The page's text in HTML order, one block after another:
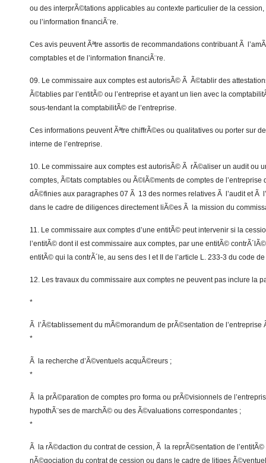
ou des interprÃ©tations applicables au contexte particulier de la
ou l’information financiÃ¨re.
Ces avis peuvent Ãªtre assortis de recommandations contribuant Ã
comptables et de l’information financiÃ¨re.
09. Le commissaire aux comptes est autorisÃ© Ã Ã©tablir des
Ã©tablies par l’entitÃ© ou l’entreprise et ayant un lien avec la
sous-tendant la comptabilitÃ© de l’entreprise.
Ces informations peuvent Ãªtre chiffrÃ©es ou qualitatives ou porter sur
interne de l’entreprise.
10. Le commissaire aux comptes est autorisÃ© Ã rÃ©aliser un audit ou
comptes, Ã©tats comptables ou Ã©lÃ©ments de comptes de l’entreprise
dÃ©finies aux paragraphes 07 Ã 13 des normes relatives Ã l’audit et Ã
dans le cadre de diligences directement liÃ©es Ã la mission du
11. Le commissaire aux comptes d’une entitÃ© peut intervenir si la
l’entitÃ© dont il est commissaire aux comptes, par une entitÃ©
entitÃ© qui la contrÃ´le, au sens des I et II de l’article L. 233-3 du code
12. Les travaux du commissaire aux comptes ne peuvent pas inclure la
*
Ã l’Ã©tablissement du mÃ©morandum de prÃ©sentation de l’entreprise
*
Ã la recherche d’Ã©ventuels acquÃ©reurs ;
*
Ã la prÃ©paration de comptes pro forma ou prÃ©visionnels de
hypothÃ¨ses de marchÃ© ou des Ã©valuations correspondantes ;
*
Ã la rÃ©daction du contrat de cession, Ã la reprÃ©sentation de
nÃ©gociation du contrat de cession ou dans le cadre de litiges